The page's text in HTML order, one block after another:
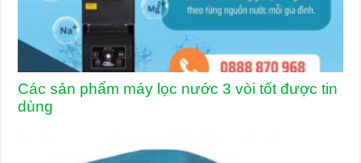
Các sản phẩm máy lọc nước 3 vòi tốt được tin
dùng